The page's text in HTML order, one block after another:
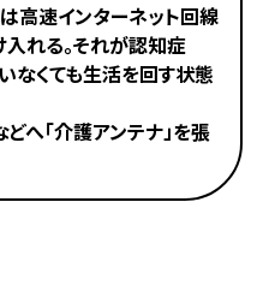
高速インターネット回線
れる。それが認知症
なくても生活を回す状態
へ「介護アンテナ」を張